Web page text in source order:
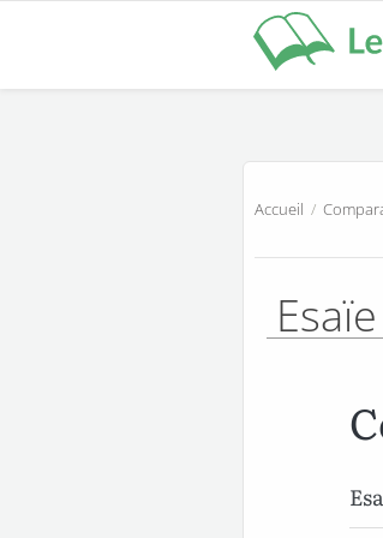
Accueil /
Esaïe